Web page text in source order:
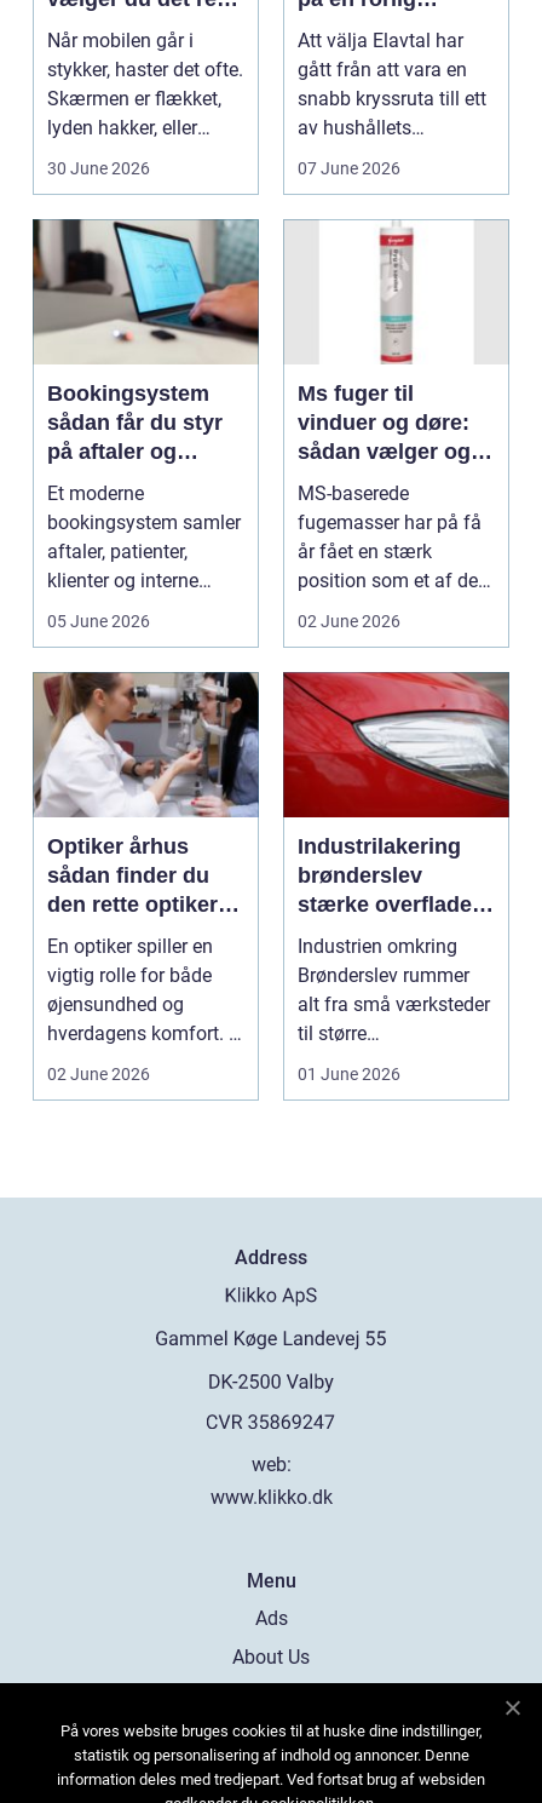
værksted
Når mobilen går i
stykker, haster det ofte.
Skærmen er flækket,
lyden hakker, eller
batteriet løber ...
30 June 2026
elmarknad
Att välja Elavtal har
gått från att vara en
snabb kryssruta till ett
av hushållets
viktigaste ekonom...
07 June 2026
Bookingsystem
sådan får du styr
på aftaler og
arbejdsgange
Et moderne
bookingsystem samler
aftaler, patienter,
klienter og interne
arbejdsgange ét sted. I
05 June 2026
Ms fuger til
vinduer og døre:
sådan vælger og
bruger du dem
rigtigt
MS-baserede
fugemasser har på få
år fået en stærk
position som et af de
mest alsidige valg til
02 June 2026
Optiker århus
sådan finder du
den rette optiker i
byen
En optiker spiller en
vigtig rolle for både
øjensundhed og
hverdagens komfort. I
en by som Aarhus, h...
02 June 2026
Industrilakering
brønderslev
stærke overflader
til industri og
erhverv
Industrien omkring
Brønderslev rummer
alt fra små værksteder
til større
produktionsvirksomhe
01 June 2026
Address
web:
www.klikko.dk
Menu
Ads
About Us
Contact
Sitemap
På vores website bruges cookies til at huske dine indstillinger,
statistik og personalisering af indhold og annoncer. Denne
information deles med tredjepart. Ved fortsat brug af websiden